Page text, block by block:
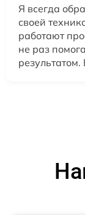
Я всегда
своей
работают
не раз